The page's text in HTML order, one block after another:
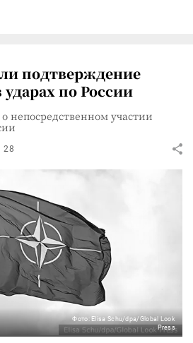
подтверждение
по России
непосредственном участии
28
Фото: Elisa Schu/dpa/Global Look
Press